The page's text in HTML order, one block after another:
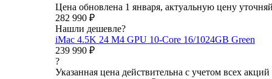
Цена обновлена 1 января, актуальную цену
282 990 ₽
Нашли дешевле?
iMac 4.5K 24 M4 GPU 10-Core 16/1024GB Green
239 990 ₽
?
Указанная цена действительна с учетом всех акций